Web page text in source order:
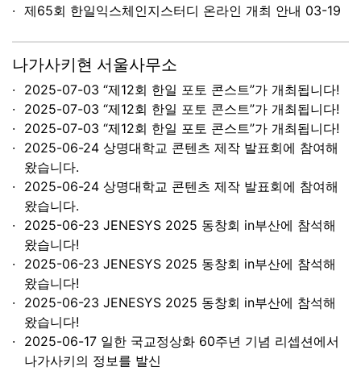
제65회 한일익스체인지스터디 온라인 개최 안내 03-19
나가사키현 서울사무소
2025-07-03 “제12회 한일 포토 콘스트”가 개최됩니다!
2025-07-03 “제12회 한일 포토 콘스트”가 개최됩니다!
2025-07-03 “제12회 한일 포토 콘스트”가 개최됩니다!
2025-06-24 상명대학교 콘텐츠 제작 발표회에 참여해
왔습니다.
2025-06-24 상명대학교 콘텐츠 제작 발표회에 참여해
왔습니다.
2025-06-23 JENESYS 2025 동창회 in부산에 참석해
왔습니다!
2025-06-23 JENESYS 2025 동창회 in부산에 참석해
왔습니다!
2025-06-23 JENESYS 2025 동창회 in부산에 참석해
왔습니다!
2025-06-17 일한 국교정상화 60주년 기념 리셉션에서
나가사키의 정보를 발신